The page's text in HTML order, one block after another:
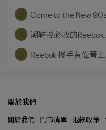
Come to the New
潮鞋控必收的Reebok
Reebok 攜手黃偉晉
關於我們
關於我們 門市清單 退款政策